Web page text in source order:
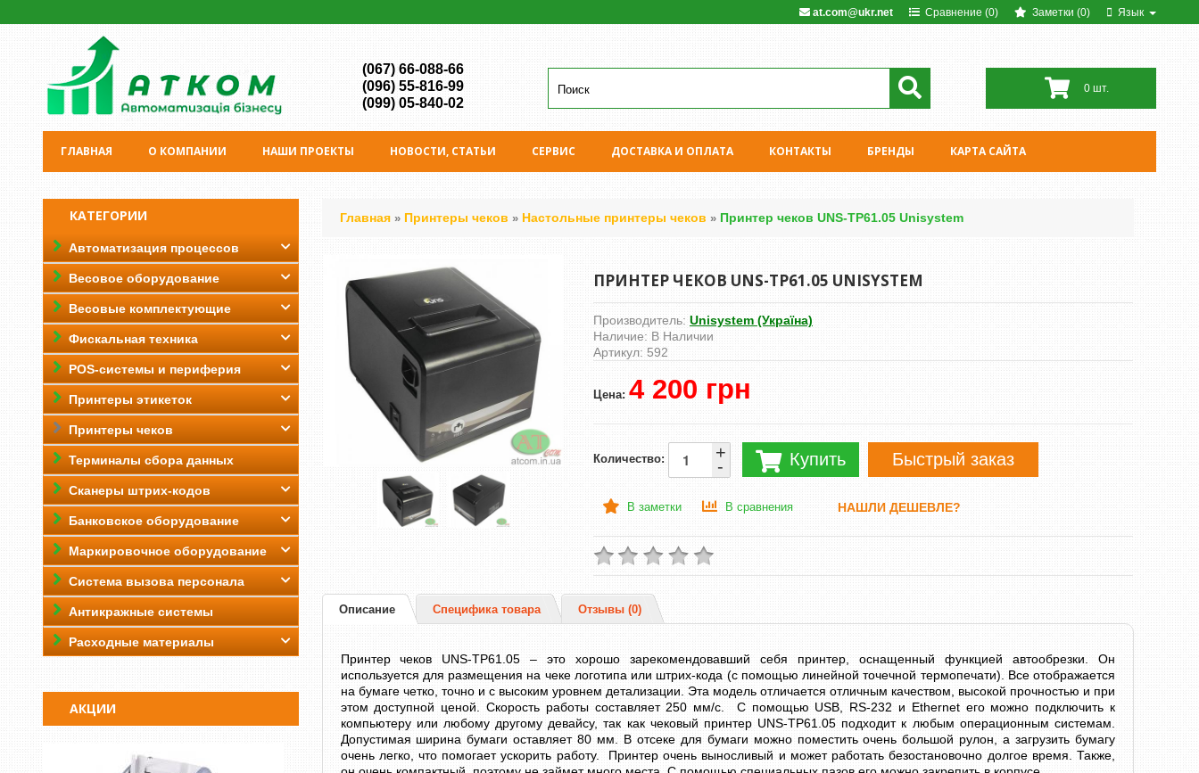
at.com@ukr.net Сравнение (0) Заметки (0) Язык
(067) 66-088-66
(096) 55-816-99
(099) 05-840-02
0 шт.
ГЛАВНАЯ О КОМПАНИИ НАШИ ПРОЕКТЫ НОВОСТИ, СТАТЬИ СЕРВИС ДОСТАВКА И ОПЛАТА КОНТАКТЫ БРЕНДЫ КАРТА САЙТА
КАТЕГОРИИ
Автоматизация процессов
Весовое оборудование
Весовые комплектующие
Фискальная техника
POS-системы и периферия
Принтеры этикеток
Принтеры чеков
Терминалы сбора данных
Сканеры штрих-кодов
Банковское оборудование
Маркировочное оборудование
Система вызова персонала
Антикражные системы
Расходные материалы
АКЦИИ
Главная» Принтеры чеков » Настольные принтеры чеков » Принтер чеков UNS-TP61.05 Unisystem
ПРИНТЕР ЧЕКОВ UNS-TP61.05 UNISYSTEM
Производитель: Unisystem (Україна)
Наличие: В Наличии
Артикул: 592
Цена: 4 200 грн
Количество: -
+ Купить Быстрый заказ
В заметки В сравнения НАШЛИ ДЕШЕВЛЕ?
Описание Специфика товара Отзывы (0)
Принтер чеков UNS-TP61.05 – это хорошо зарекомендовавший себя принтер, оснащенный функцией автообрезки. Он
используется для размещения на чеке логотипа или штрих-кода (с помощью линейной точечной термопечати). Все отображается
на бумаге четко, точно и с высоким уровнем детализации. Эта модель отличается отличным качеством, высокой прочностью и при
этом доступной ценой. Скорость работы составляет 250 мм/с. С помощью USB, RS-232 и Ethernet его можно подключить к
компьютеру или любому другому девайсу, так как чековый принтер UNS-TP61.05 подходит к любым операционным системам.
Допустимая ширина бумаги оставляет 80 мм. В отсеке для бумаги можно поместить очень большой рулон, а загрузить бумагу
очень легко, что помогает ускорить работу. Принтер очень выносливый и может работать безостановочно долгое время. Также,